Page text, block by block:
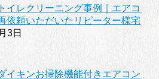
イレクリーニング事例｜エアコ
依頼いただいたリピーター様宅
3日
イキンお掃除機能付きエアコン